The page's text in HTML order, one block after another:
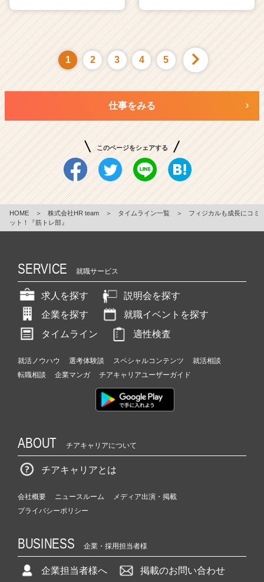
1 2 3 4 5
仕事をみる
このページをシェアする
HOME ＞ 株式会社HR team ＞ タイムライン一覧 ＞
フィジカルも成長にコミ
ット！『筋トレ部』
SERVICE 就職サービス
求人を探す
説明会を探す
企業を探す
就職イベントを探す
タイムライン
適性検査
就活ノウハウ 選考体験談 スペシャルコンテンツ
就活相談
転職相談
企業マンガ チアキャリアユーザーガイド
ABOUT チアキャリアについて
チアキャリアとは
会社概要 ニュースルーム
メディア出演・掲載
プライバシーポリシー
BUSINESS 企業・採用担当者様
企業担当者様へ 掲載のお問い合わせ